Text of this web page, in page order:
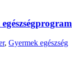
, Gyermek egészség